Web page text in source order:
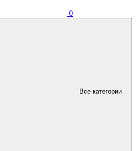
0
Все категории